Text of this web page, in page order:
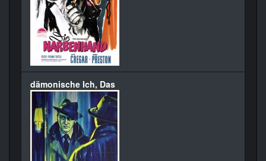
dämonische Ich, Das